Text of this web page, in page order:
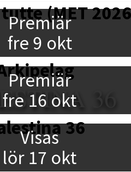
(MET
Premiär
fre 9 okt
36
Premiär
fre 16 okt
36
Visas
lör 17 okt